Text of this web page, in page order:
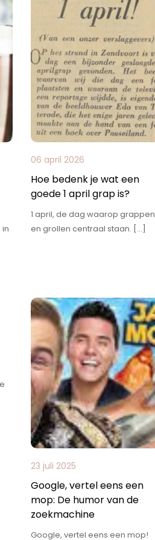
06 april 2026
Hoe bedenk je wat een
goede 1 april grap is?
1 april, de dag waarop grappen
en grollen centraal staan. […]
23 juli 2025
Google, vertel eens een
mop: De humor van de
zoekmachine
Google, vertel eens een mop!